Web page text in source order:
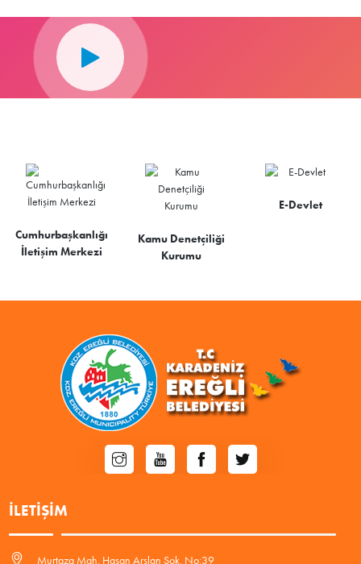
Cumhurbaşkanlığı
İletişim Merkezi
Kamu Denetçiliği
Kurumu
E-Devlet
İLETIŞIM
Murtaza Mah. Hasan Arslan Sok. No:39